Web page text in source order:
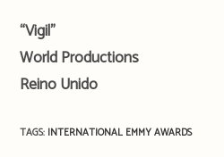
“Vigil”
World Productions
Reino Unido
TAGS: INTERNATIONAL EMMY AWARDS